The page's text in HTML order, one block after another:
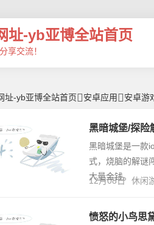
、会员解锁游戏合集 -亚博电竞官方网
址-yb亚博全站首页
享交流！
址-yb亚博全站首页 安卓应用 安卓游
黑暗城堡/探险
黑暗城堡是一款
式，烧脑的解谜
大量金钱。
12月08日 休闲
愤怒的小鸟思